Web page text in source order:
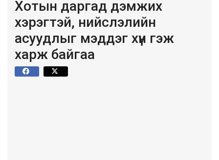
Хотын даргад дэмжих
хэрэгтэй, нийслэлийн
асуудлыг мэддэг хүн гэж
харж байгаа